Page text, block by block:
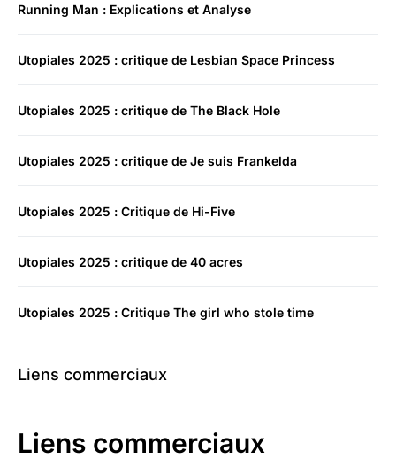
Running Man : Explications et Analyse
Utopiales 2025 : critique de Lesbian Space Princess
Utopiales 2025 : critique de The Black Hole
Utopiales 2025 : critique de Je suis Frankelda
Utopiales 2025 : Critique de Hi-Five
Utopiales 2025 : critique de 40 acres
Utopiales 2025 : Critique The girl who stole time
Liens commerciaux
Liens commerciaux